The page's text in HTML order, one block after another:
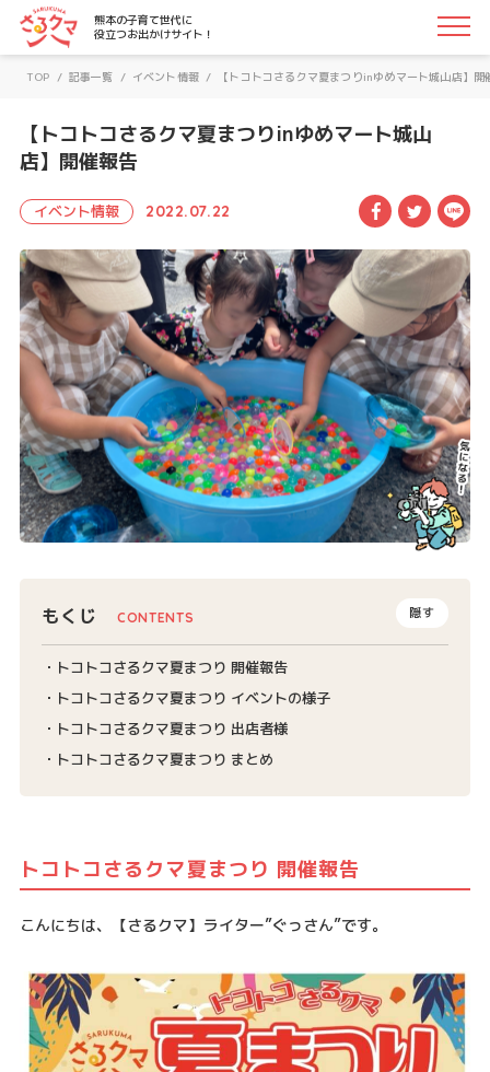
さるクマ-さるこう、熊本-｜熊本の子育て世代に役立つお
熊本の子育て世代に
役立つお出かけサイト！
TOP / 記事一覧 / イベント情報 / 【トコトコさるクマ夏まつりinゆめマート城山店】開
【トコトコさるクマ夏まつりinゆめマート城山
店】開催報告
イベント情報 2022.07.22 Facebook
もくじ 隠す
トコトコさるクマ夏まつり 開催報告
トコトコさるクマ夏まつり イベントの様子
トコトコさるクマ夏まつり 出店者様
トコトコさるクマ夏まつり まとめ
トコトコさるクマ夏まつり 開催報告
こんにちは、【さるクマ】ライター”ぐっさん”です。